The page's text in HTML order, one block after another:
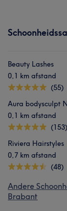
Beauty Lashes
0,1 km afstand
(55)
Aura bodysculpt
0,1 km afstand
(153)
Riviera Hairstyles
0,7 km afstand
(48)
Andere
Brabant